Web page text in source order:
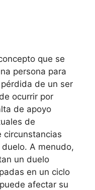
que se
persona para
de un ser
ocurrir por
de apoyo
de
circunstancias
A menudo,
un duelo
en un ciclo
afectar su